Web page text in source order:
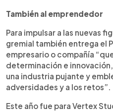
También al emprendedor
Para impulsar a las nuevas
gremial también entrega el
empresario o compañía
determinación e
una industria pujante y
adversidades y a los retos”.
Este año fue para Vertex